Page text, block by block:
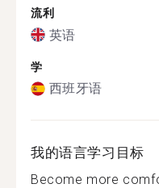
流利
英语
学
西班牙语
我的语言学习目标
Become more